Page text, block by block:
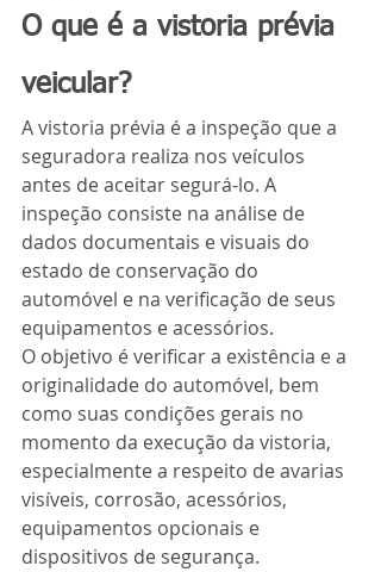
O que é a vistoria prévia
veicular?
A vistoria prévia é a inspeção que a
seguradora realiza nos veículos
antes de aceitar segurá-lo. A
inspeção consiste na análise de
dados documentais e visuais do
estado de conservação do
automóvel e na verificação de seus
equipamentos e acessórios.
O objetivo é verificar a existência e a
originalidade do automóvel, bem
como suas condições gerais no
momento da execução da vistoria,
especialmente a respeito de avarias
visíveis, corrosão, acessórios,
equipamentos opcionais e
dispositivos de segurança.